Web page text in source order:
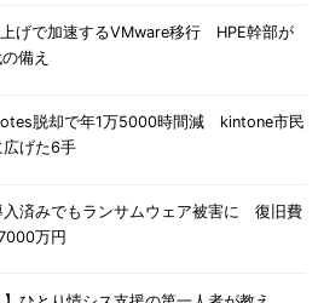
げで加速するVMware移行 HPE幹部が
備え
脱却で年1万5000時間減 kintone市民
広げた6手
入済みでもランサムウェア被害に 復旧費
万円